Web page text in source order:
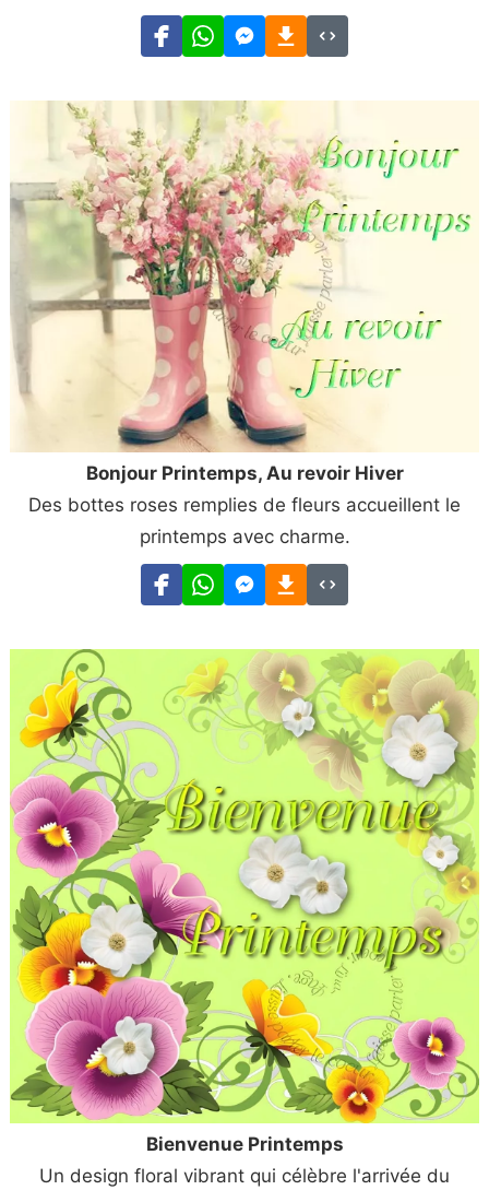
Bonjour Printemps, Au revoir Hiver
Des bottes roses remplies de fleurs accueillent le
printemps avec charme.
Bienvenue Printemps
Un design floral vibrant qui célèbre l'arrivée du